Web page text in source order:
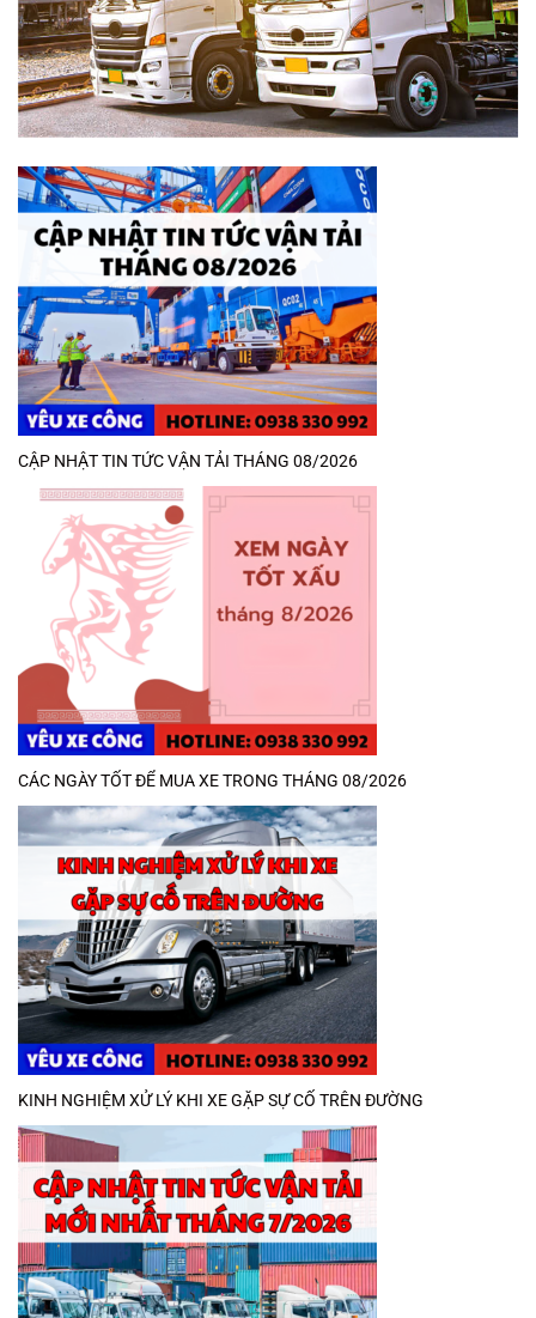
CẬP NHẬT TIN TỨC VẬN TẢI THÁNG 08/2026
CÁC NGÀY TỐT ĐỂ MUA XE TRONG THÁNG 08/2026
KINH NGHIỆM XỬ LÝ KHI XE GẶP SỰ CỐ TRÊN ĐƯỜNG